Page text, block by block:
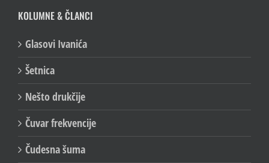
KOLUMNE & ČLANCI
Glasovi Ivanića
Šetnica
Nešto drukčije
Čuvar frekvencije
Čudesna šuma